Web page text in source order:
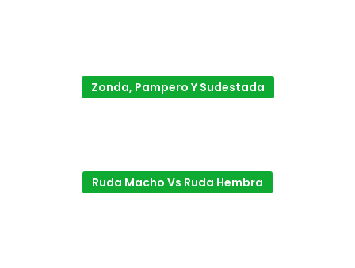
Zonda, Pampero Y Sudestada
Ruda Macho Vs Ruda Hembra